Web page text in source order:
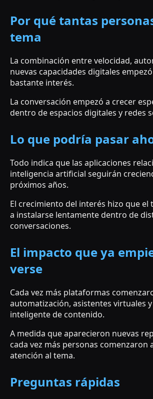
Por qué tantas
tema
La combinación entre velocidad,
nuevas capacidades digitales
bastante interés.
La conversación empezó a crecer
dentro de espacios digitales y redes
Lo que podría pasar
Todo indica que las aplicaciones
inteligencia artificial seguirán
próximos años.
El crecimiento del interés hizo que el
a instalarse lentamente dentro de
conversaciones.
El impacto que ya
verse
Cada vez más plataformas
automatización, asistentes virtuales
inteligente de contenido.
A medida que aparecieron nuevas
cada vez más personas comenzaron
atención al tema.
Preguntas rápidas